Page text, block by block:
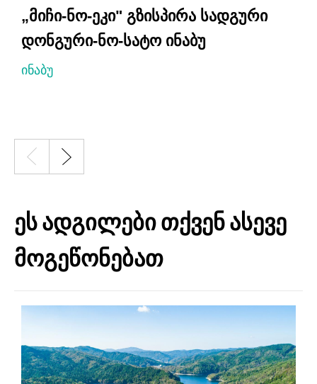
„მიჩი-ნო-ეკი" გზისპირა სადგური
დონგური-ნო-სატო ინაბუ
ინაბუ
ეს ადგილები თქვენ ასევე
მოგეწონებათ